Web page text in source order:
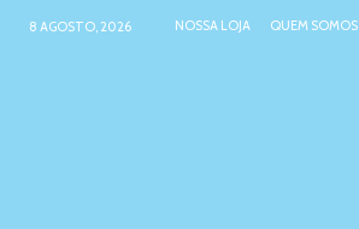
8 AGOSTO, 2026 NOSSA LOJA QUEM SOMOS